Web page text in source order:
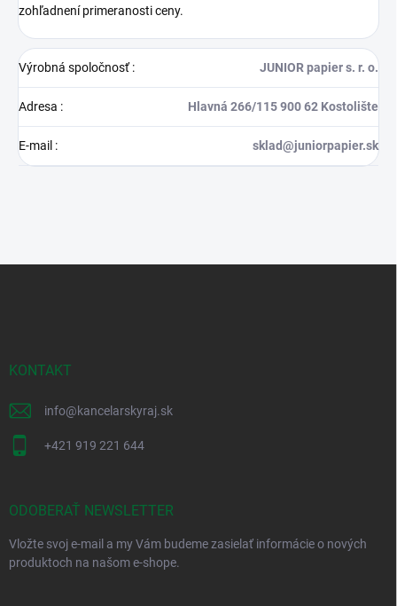
zohľadnení primeranosti ceny.
Výrobná spoločnosť: JUNIOR papier s. r. o.
Adresa : Hlavná 266/115 900 62 Kostolište
E-mail : sklad@juniorpapier.sk
KONTAKT
info@kancelarskyraj.sk
+421 919 221 644
ODOBERAŤ NEWSLETTER
Vložte svoj e-mail a my Vám budeme zasielať informácie o nových
produktoch na našom e-shope.